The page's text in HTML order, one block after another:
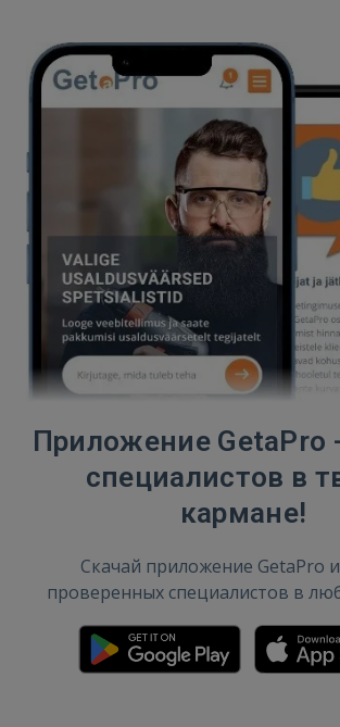
Приложение GetaPro
специалистов в
кармане!
Скачай приложение GetaPro
проверенных специалистов в